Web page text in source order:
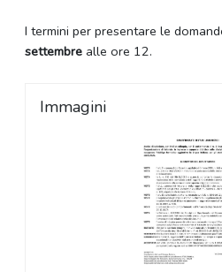
I termini per presentare le
settembre alle ore 12.
Immagini